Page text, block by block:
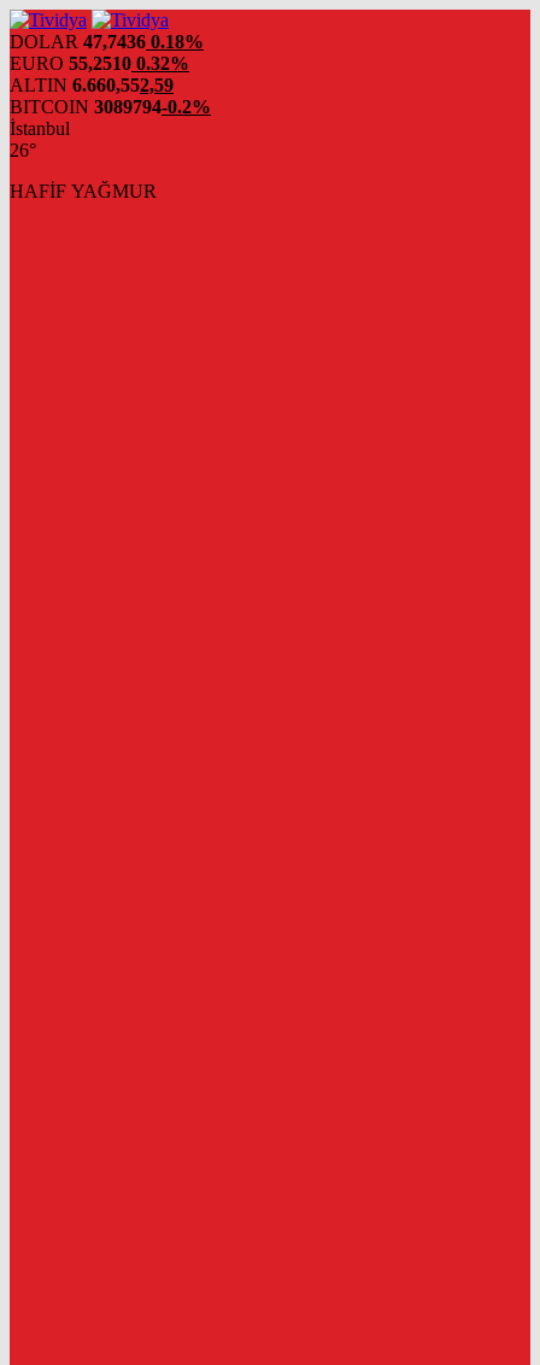
evden
eve
nakliyat
DOLAR 47,7436 0.18%
EURO 55,2510 0.32%
ALTIN 6.660,552,59
BITCOIN 3089794-0.2%
İstanbul
26°
HAFİF YAĞMUR